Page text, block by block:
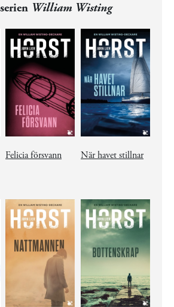
William Wisting
Felicia försvann När havet stillnar